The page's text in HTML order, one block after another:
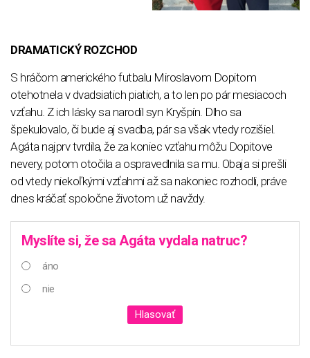
DRAMATICKÝ ROZCHOD
S hráčom amerického futbalu Miroslavom Dopitom
otehotnela v dvadsiatich piatich, a to len po pár mesiacoch
vzťahu. Z ich lásky sa narodil syn Kryšpín. Dlho sa
špekulovalo, či bude aj svadba, pár sa však vtedy rozišiel.
Agáta najprv tvrdila, že za koniec vzťahu môžu Dopitove
nevery, potom otočila a ospravedlnila sa mu. Obaja si prešli
od vtedy niekoľkými vzťahmi až sa nakoniec rozhodli, práve
dnes kráčať spoločne životom už navždy.
Myslíte si, že sa Agáta vydala natruc?
áno
nie
Hlasovať